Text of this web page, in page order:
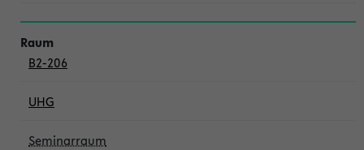
B2-206
UHG
Seminarraum